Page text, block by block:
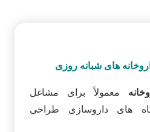
های شبانه‌ روزی
معمولاً برای مشاغل
های داروسازی طراحی